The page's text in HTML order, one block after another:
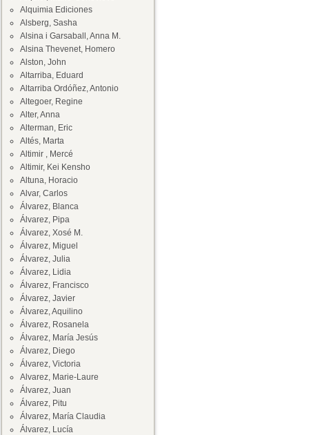
Alquimia Ediciones
Alsberg, Sasha
Alsina i Garsaball, Anna M.
Alsina Thevenet, Homero
Alston, John
Altarriba, Eduard
Altarriba Ordóñez, Antonio
Altegoer, Regine
Alter, Anna
Alterman, Eric
Altés, Marta
Altimir , Mercé
Altimir, Kei Kensho
Altuna, Horacio
Alvar, Carlos
Álvarez, Blanca
Álvarez, Pipa
Álvarez, Xosé M.
Álvarez, Miguel
Álvarez, Julia
Álvarez, Lidia
Álvarez, Francisco
Álvarez, Javier
Álvarez, Aquilino
Álvarez, Rosanela
Álvarez, María Jesús
Álvarez, Diego
Álvarez, Victoria
Alvarez, Marie-Laure
Álvarez, Juan
Álvarez, Pitu
Álvarez, María Claudia
Álvarez, Lucía